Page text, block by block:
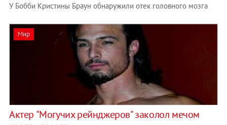
У Бобби Кристины Браун обнаружили отек головного мозга
Мир
Актер "Могучих рейнджеров" заколол мечом